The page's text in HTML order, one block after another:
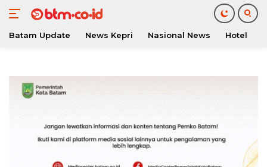
konten
Batam Update News Kepri Nasional News Hotel